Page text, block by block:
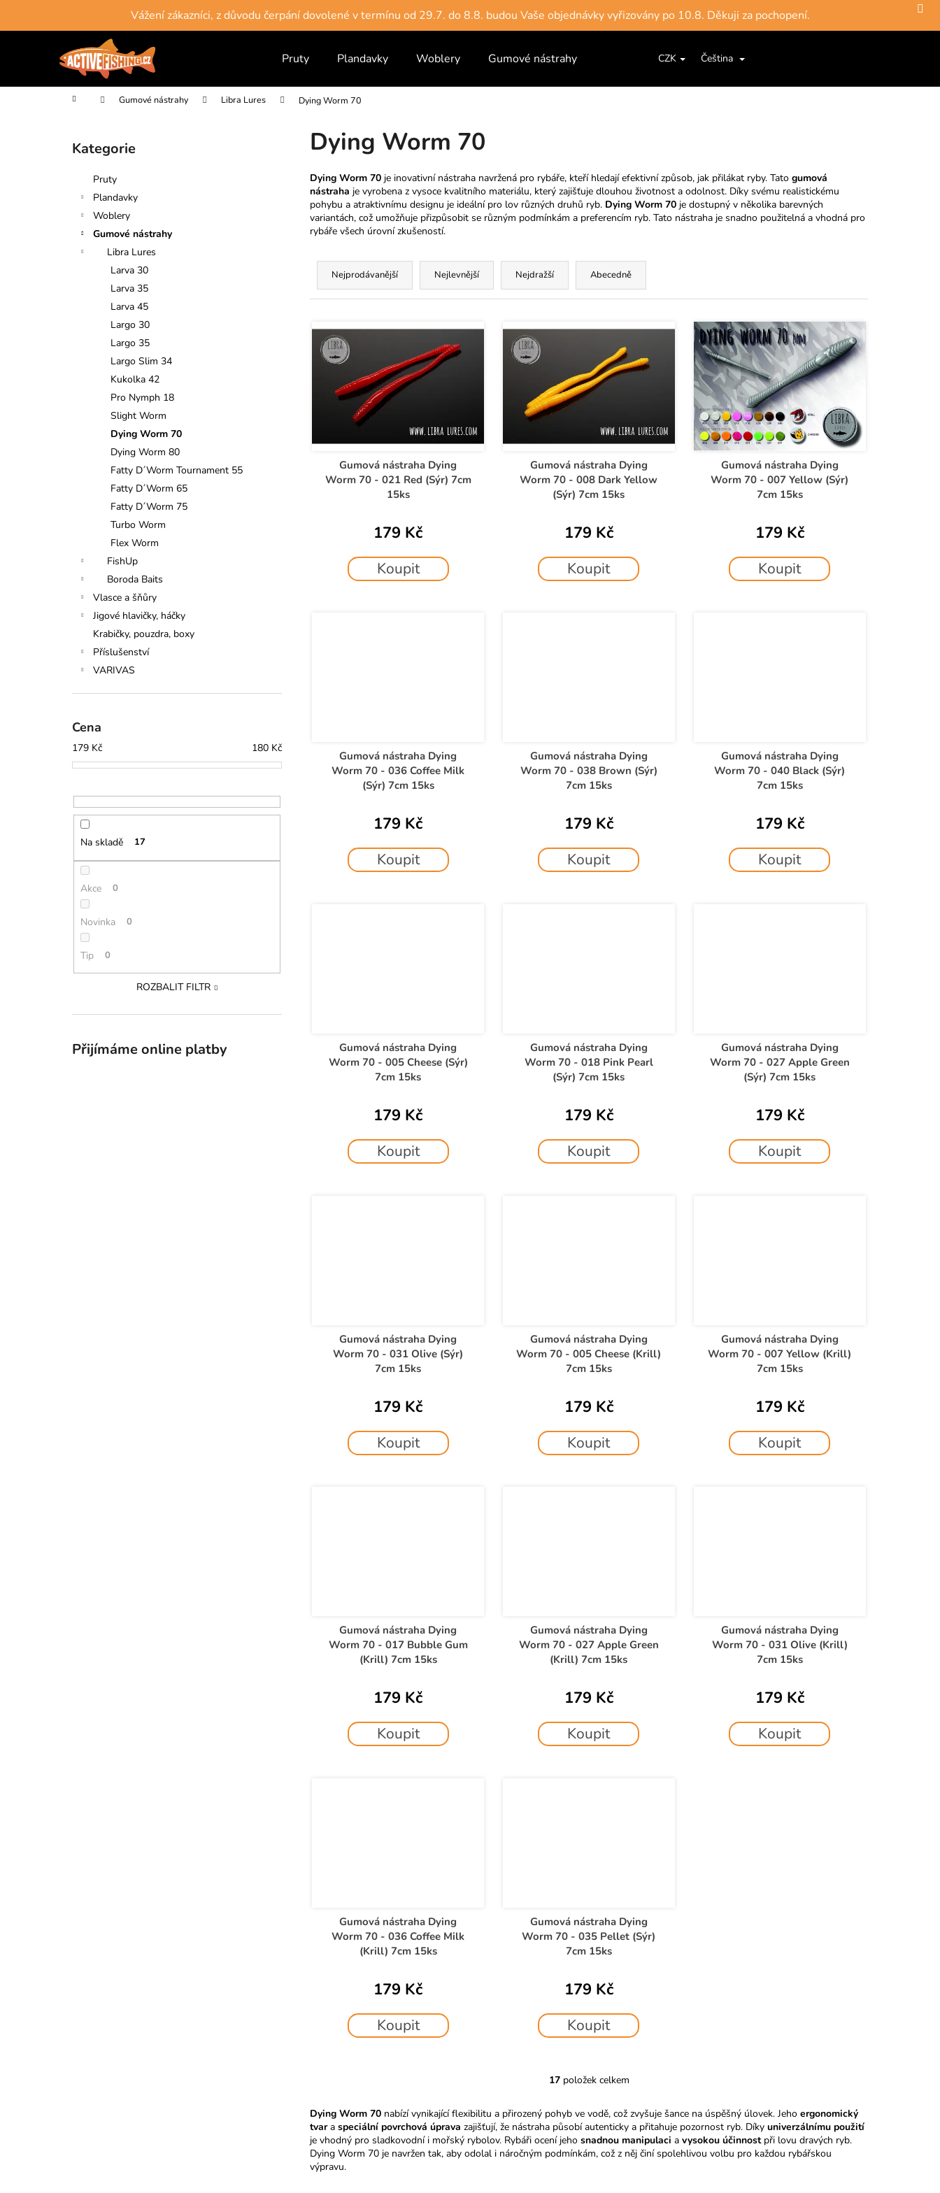
obsah
Vážení zákazníci, z důvodu čerpání dovolené v termínu od 29.7. do 8.8. budou Vaše objednávky vyřizovány po 10.8. Děkuji za pochopení.
Pruty Plandavky Woblery Gumové nástrahy Vlasce a šňůry Jigové hlavičky, háčky
CZK Čeština
Přihlášení
košík
Domů Gumové nástrahy Libra Lures Dying Worm 70
Přeskočit
kategorie
Kategorie
Pruty
Plandavky
Woblery
Gumové nástrahy
Libra Lures
Larva 30
Larva 35
Larva 45
Largo 30
Largo 35
Largo Slim 34
Kukolka 42
Pro Nymph 18
Slight Worm
Dying Worm 70
Dying Worm 80
Fatty D´Worm Tournament 55
Fatty D´Worm 65
Fatty D´Worm 75
Turbo Worm
Flex Worm
FishUp
Boroda Baits
Vlasce a šňůry
Jigové hlavičky, háčky
Krabičky, pouzdra, boxy
Příslušenství
VARIVAS
Cena
179 Kč 180 Kč
Na skladě 17
Akce 0
Novinka 0
Tip 0
ROZBALIT FILTR
Přijímáme online platby
Dying Worm 70
Dying Worm 70 je inovativní nástraha navržená pro rybáře, kteří hledají efektivní způsob, jak přilákat ryby. Tato gumová
nástraha je vyrobena z vysoce kvalitního materiálu, který zajišťuje dlouhou životnost a odolnost. Díky svému realistickému
pohybu a atraktivnímu designu je ideální pro lov různých druhů ryb. Dying Worm 70 je dostupný v několika barevných
variantách, což umožňuje přizpůsobit se různým podmínkám a preferencím ryb. Tato nástraha je snadno použitelná a vhodná pro
rybáře všech úrovní zkušeností.
Ř
z
n
u
Nejprodávanější Nejlevnější Nejdražší Abecedně
o
Gumová nástraha Dying
Worm 70 - 021 Red (Sýr) 7cm
15ks
179 Kč
Koupit
Gumová nástraha Dying
Worm 70 - 008 Dark Yellow
(Sýr) 7cm 15ks
179 Kč
Koupit
Gumová nástraha Dying
Worm 70 - 007 Yellow (Sýr)
7cm 15ks
179 Kč
Koupit
Gumová nástraha Dying
Worm 70 - 036 Coffee Milk
(Sýr) 7cm 15ks
179 Kč
Koupit
Gumová nástraha Dying
Worm 70 - 038 Brown (Sýr)
7cm 15ks
179 Kč
Koupit
Gumová nástraha Dying
Worm 70 - 040 Black (Sýr)
7cm 15ks
179 Kč
Koupit
Gumová nástraha Dying
Worm 70 - 005 Cheese (Sýr)
7cm 15ks
179 Kč
Koupit
Gumová nástraha Dying
Worm 70 - 018 Pink Pearl
(Sýr) 7cm 15ks
179 Kč
Koupit
Gumová nástraha Dying
Worm 70 - 027 Apple Green
(Sýr) 7cm 15ks
179 Kč
Koupit
Gumová nástraha Dying
Worm 70 - 031 Olive (Sýr)
7cm 15ks
179 Kč
Koupit
Gumová nástraha Dying
Worm 70 - 005 Cheese (Krill)
7cm 15ks
179 Kč
Koupit
Gumová nástraha Dying
Worm 70 - 007 Yellow (Krill)
7cm 15ks
179 Kč
Koupit
Gumová nástraha Dying
Worm 70 - 017 Bubble Gum
(Krill) 7cm 15ks
179 Kč
Koupit
Gumová nástraha Dying
Worm 70 - 027 Apple Green
(Krill) 7cm 15ks
179 Kč
Koupit
Gumová nástraha Dying
Worm 70 - 031 Olive (Krill)
7cm 15ks
179 Kč
Koupit
Gumová nástraha Dying
Worm 70 - 036 Coffee Milk
(Krill) 7cm 15ks
179 Kč
Koupit
Gumová nástraha Dying
Worm 70 - 035 Pellet (Sýr)
7cm 15ks
179 Kč
Koupit
O
l
á
d
17položek celkem
Dying Worm 70 nabízí vynikající flexibilitu a přirozený pohyb ve vodě, což zvyšuje šance na úspěšný úlovek. Jeho ergonomický
tvara speciální povrchová úprava zajišťují, že nástraha působí autenticky a přitahuje pozornost ryb. Díky univerzálnímu použití
je vhodný pro sladkovodní i mořský rybolov. Rybáři ocení jeho snadnou manipulaci a vysokou účinnostpři lovu dravých ryb.
Dying Worm 70 je navržen tak, aby odolal i náročným podmínkám, což z něj činí spolehlivou volbu pro každou rybářskou
výpravu.
o
k
Zpět
Zpět
Doporučujeme